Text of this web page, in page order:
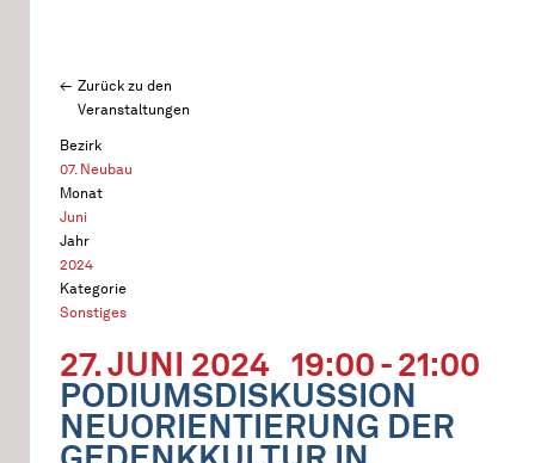
Zurück zu den
Veranstaltungen
Bezirk
07. Neubau
Monat
Juni
Jahr
2024
Kategorie
Sonstiges
27. JUNI 2024 19:00 - 21:00
PODIUMSDISKUSSION
NEUORIENTIERUNG DER